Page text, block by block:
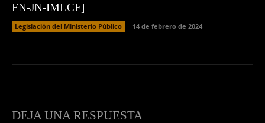
FN-JN-IMLCF]
Legislación del Ministerio Público 14 de febrero de 2024
DEJA UNA RESPUESTA